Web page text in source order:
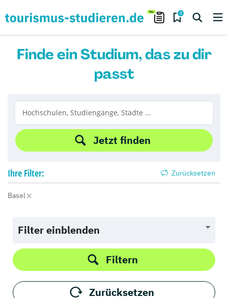
0
Finde ein Studium, das zu dir
passt
Jetzt finden
Ihre Filter: Zurücksetzen
Basel
Filter einblenden
Filtern
Zurücksetzen